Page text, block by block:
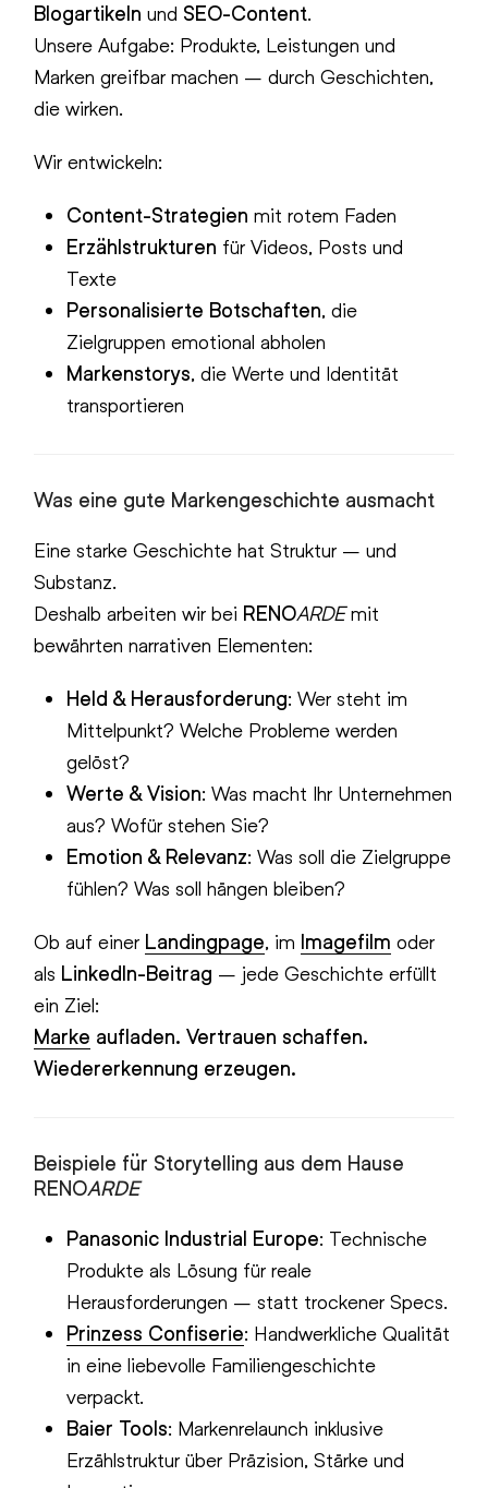
Blogartikeln und SEO-Content.
Unsere Aufgabe: Produkte, Leistungen und
Marken greifbar machen – durch Geschichten,
die wirken.
Wir entwickeln:
Content-Strategien mit rotem Faden
Erzählstrukturen für Videos, Posts und
Texte
Personalisierte Botschaften, die
Zielgruppen emotional abholen
Markenstorys, die Werte und Identität
transportieren
Was eine gute Markengeschichte ausmacht
Eine starke Geschichte hat Struktur – und
Substanz.
Deshalb arbeiten wir bei RENOARDEmit
bewährten narrativen Elementen:
Held & Herausforderung: Wer steht im
Mittelpunkt? Welche Probleme werden
gelöst?
Werte & Vision: Was macht Ihr Unternehmen
aus? Wofür stehen Sie?
Emotion & Relevanz: Was soll die Zielgruppe
fühlen? Was soll hängen bleiben?
Ob auf einer Landingpage, im Imagefilm oder
als LinkedIn-Beitrag – jede Geschichte erfüllt
ein Ziel:
Marke aufladen. Vertrauen schaffen.
Wiedererkennung erzeugen.
Beispiele für Storytelling aus dem Hause
RENOARDE
Panasonic Industrial Europe: Technische
Produkte als Lösung für reale
Herausforderungen – statt trockener Specs.
Prinzess Confiserie: Handwerkliche Qualität
in eine liebevolle Familiengeschichte
verpackt.
Baier Tools: Markenrelaunch inklusive
Erzählstruktur über Präzision, Stärke und